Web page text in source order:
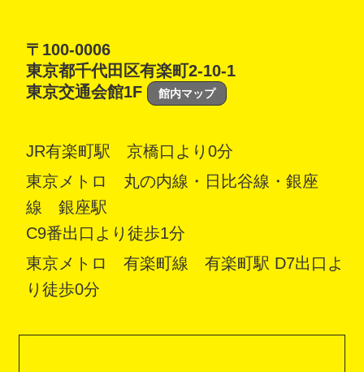
〒100-0006
東京都千代田区有楽町2-10-1
東京交通会館1F
館内マップ
JR有楽町駅 京橋口より0分
東京メトロ 丸の内線・日比谷線・銀座
線 銀座駅
C9番出口より徒歩1分
東京メトロ 有楽町線 有楽町駅 D7出口よ
り徒歩0分